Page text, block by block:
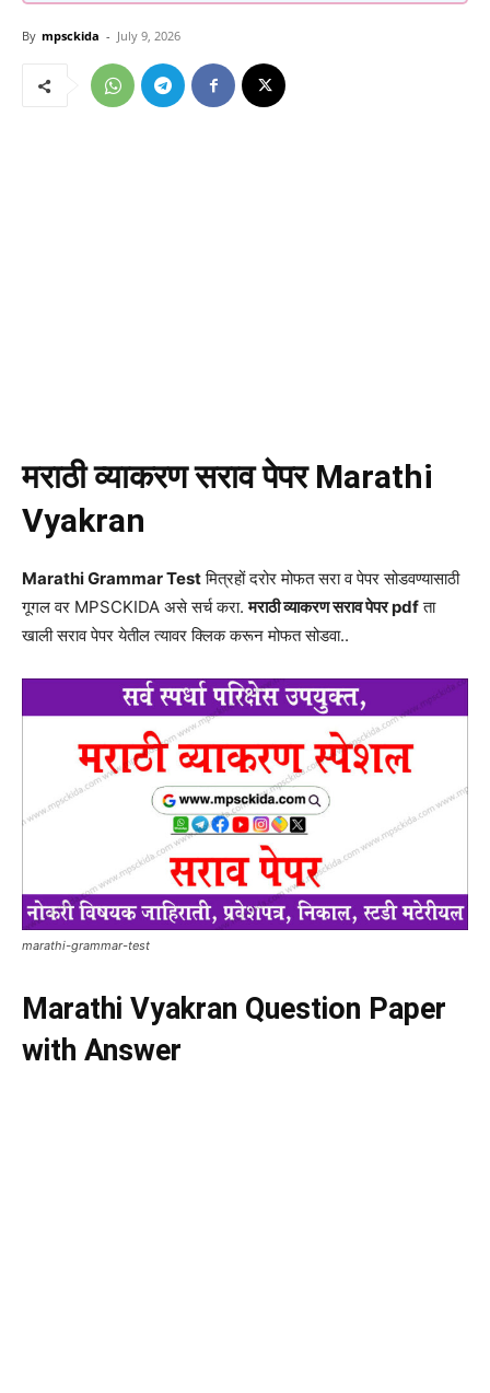
By mpsckida - July 9, 2026
मराठी व्याकरण सराव पेपर Marathi
Vyakran
Marathi Grammar Testमित्रहों दरोर मोफत सरा व पेपर सोडवण्यासाठी
गूगल वर MPSCKIDA असे सर्च करा.मराठी व्याकरण सराव पेपर pdfता
खाली सराव पेपर येतील त्यावर क्लिक करून मोफत सोडवा..
marathi-grammar-test
Marathi Vyakran Question Paper
with Answer